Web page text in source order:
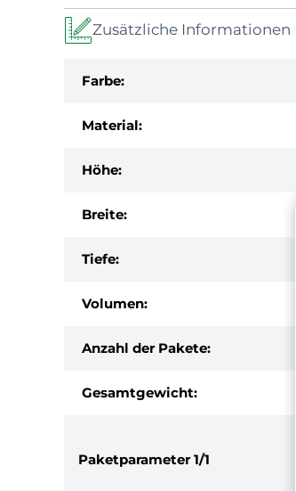
Zusätzliche Informationen
Farbe:
Material:
Höhe:
Breite:
Tiefe:
Volumen:
Anzahl der Pakete:
Gesamtgewicht:
Paketparameter 1/1